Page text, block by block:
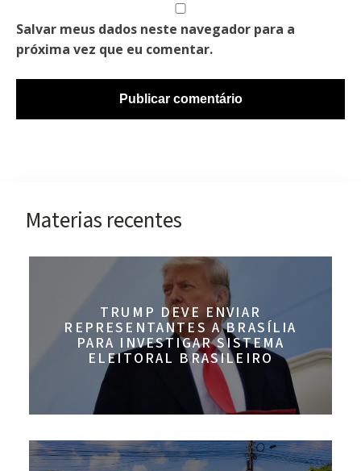
Salvar meus dados neste navegador para a
próxima vez que eu comentar.
Materias recentes
TRUMP DEVE ENVIAR
REPRESENTANTES A BRASÍLIA
PARA INVESTIGAR SISTEMA
ELEITORAL BRASILEIRO